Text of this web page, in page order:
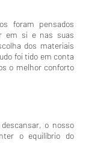
foram pensados
em si e nas suas
dos materiais
foi tido em conta
o melhor conforto
o nosso
o equilíbrio do